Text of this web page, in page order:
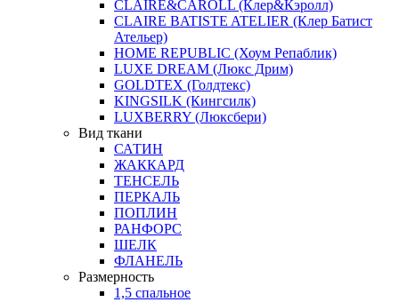
CLAIRE&CAROLL (Клер&Кэролл)
CLAIRE BATISTE ATELIER (Клер Батист
Ательер)
HOME REPUBLIC (Хоум Репаблик)
LUXE DREAM (Люкс Дрим)
GOLDTEX (Голдтекс)
KINGSILK (Кингсилк)
LUXBERRY (Люксбери)
Вид ткани
САТИН
ЖАККАРД
ТЕНСЕЛЬ
ПЕРКАЛЬ
ПОПЛИН
РАНФОРС
ШЕЛК
ФЛАНЕЛЬ
Размерность
1,5 спальное